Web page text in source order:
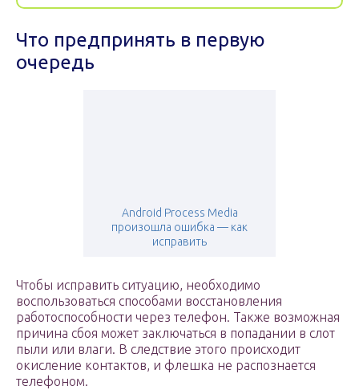
Что предпринять в первую
очередь
Android Process Media
произошла ошибка — как
исправить
Чтобы исправить ситуацию, необходимо
воспользоваться способами восстановления
работоспособности через телефон. Также возможная
причина сбоя может заключаться в попадании в слот
пыли или влаги. В следствие этого происходит
окисление контактов, и флешка не распознается
телефоном.